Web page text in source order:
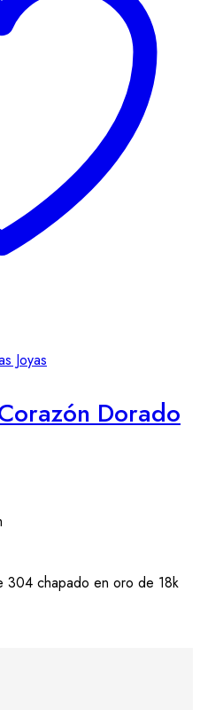
Joyas
Dorado
304 chapado en oro de 18k